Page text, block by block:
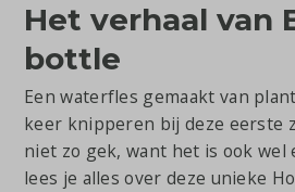
Het verhaal van
bottle
Een waterfles gemaakt van
keer knipperen bij deze eerste
niet zo gek, want het is ook wel
lees je alles over deze unieke